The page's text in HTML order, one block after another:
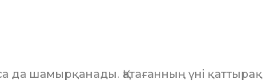
да шамыр­қа­на­ды. Қатағанның үні